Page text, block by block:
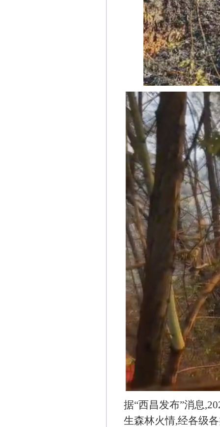
据“西昌发布”消息
生森林火情,经各级